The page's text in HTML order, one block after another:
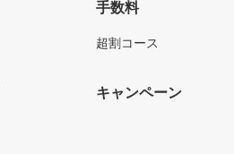
手数料
超割コース
キャンペーン